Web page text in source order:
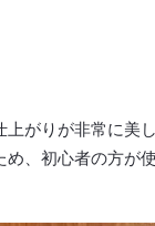
がりが非常に美
、初心者の方が